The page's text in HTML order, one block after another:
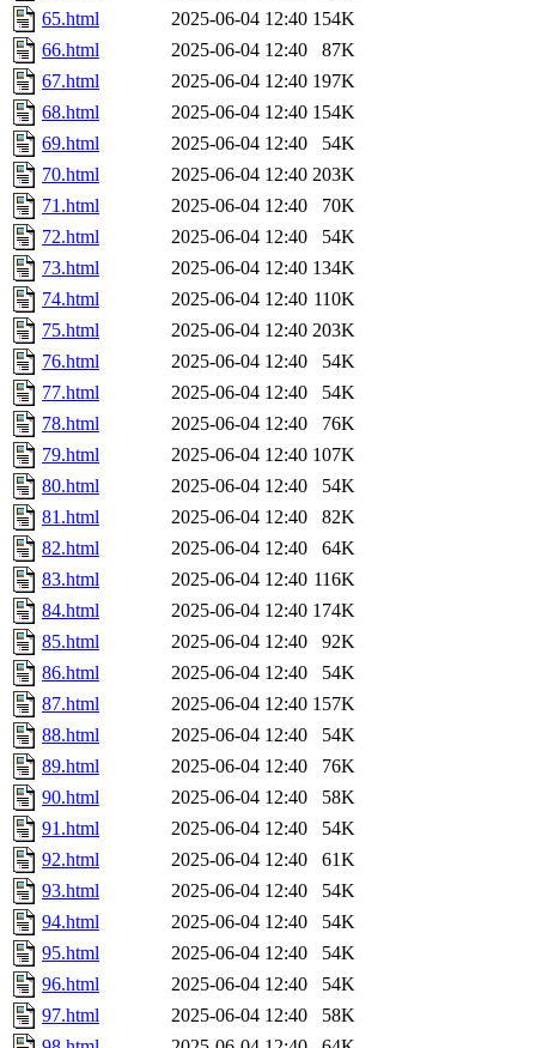
65.html
2025-06-04 12:40 154K
66.html
2025-06-04 12:40
87K
67.html
2025-06-04 12:40 197K
68.html
2025-06-04 12:40 154K
69.html
2025-06-04 12:40
54K
70.html
2025-06-04 12:40 203K
71.html
2025-06-04 12:40
70K
72.html
2025-06-04 12:40
54K
73.html
2025-06-04 12:40 134K
74.html
2025-06-04 12:40 110K
75.html
2025-06-04 12:40 203K
76.html
2025-06-04 12:40
54K
77.html
2025-06-04 12:40
54K
78.html
2025-06-04 12:40
76K
79.html
2025-06-04 12:40 107K
80.html
2025-06-04 12:40
54K
81.html
2025-06-04 12:40
82K
82.html
2025-06-04 12:40
64K
83.html
2025-06-04 12:40 116K
84.html
2025-06-04 12:40 174K
85.html
2025-06-04 12:40
92K
86.html
2025-06-04 12:40
54K
87.html
2025-06-04 12:40 157K
88.html
2025-06-04 12:40
54K
89.html
2025-06-04 12:40
76K
90.html
2025-06-04 12:40
58K
91.html
2025-06-04 12:40
54K
92.html
2025-06-04 12:40
61K
93.html
2025-06-04 12:40
54K
94.html
2025-06-04 12:40
54K
95.html
2025-06-04 12:40
54K
96.html
2025-06-04 12:40
54K
97.html
2025-06-04 12:40
58K